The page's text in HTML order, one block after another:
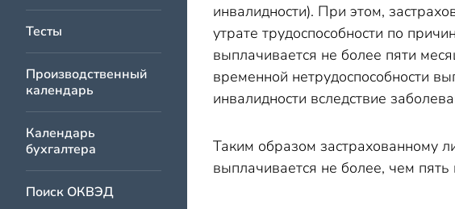
Тесты
Производственный
календарь
Календарь
бухгалтера
Поиск ОКВЭД
инвалидности). При этом,
утрате трудоспособности по
выплачивается не более пяти
временной нетрудоспособности
инвалидности вследствие
Таким образом застрахованному
выплачивается не более, чем